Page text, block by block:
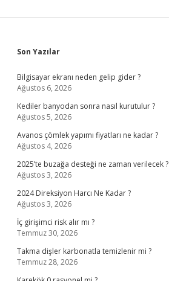
Sidebar
Son Yazılar
Bilgisayar ekranı neden gelip gider ?
Ağustos 6, 2026
Kediler banyodan sonra nasıl kurutulur ?
Ağustos 5, 2026
Avanos çömlek yapımı fiyatları ne kadar ?
Ağustos 4, 2026
2025’te buzağa desteği ne zaman verilecek ?
Ağustos 3, 2026
2024 Direksiyon Harcı Ne Kadar ?
Ağustos 3, 2026
İç girişimci risk alır mı ?
Temmuz 30, 2026
Takma dişler karbonatla temizlenir mi ?
Temmuz 28, 2026